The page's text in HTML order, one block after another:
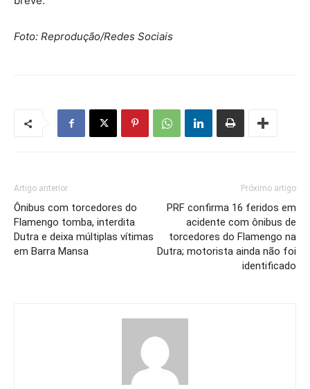
Foto: Reprodução/Redes Sociais
Artigo anterior
Ônibus com torcedores do
Flamengo tomba, interdita
Dutra e deixa múltiplas vítimas
em Barra Mansa
Próximo artigo
PRF confirma 16 feridos em
acidente com ônibus de
torcedores do Flamengo na
Dutra; motorista ainda não foi
identificado